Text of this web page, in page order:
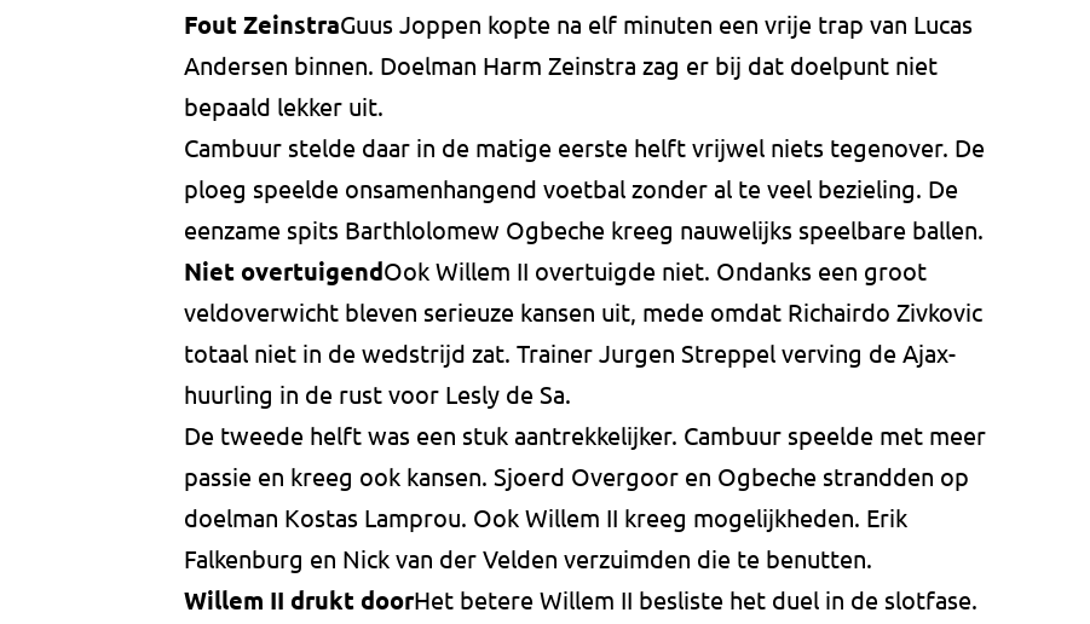
Fout ZeinstraGuus Joppen kopte na elf minuten een vrije trap van Lucas
Andersen binnen. Doelman Harm Zeinstra zag er bij dat doelpunt niet
bepaald lekker uit.
Cambuur stelde daar in de matige eerste helft vrijwel niets tegenover. De
ploeg speelde onsamenhangend voetbal zonder al te veel bezieling. De
eenzame spits Barthlolomew Ogbeche kreeg nauwelijks speelbare ballen.
Niet overtuigendOok Willem II overtuigde niet. Ondanks een groot
veldoverwicht bleven serieuze kansen uit, mede omdat Richairdo Zivkovic
totaal niet in de wedstrijd zat. Trainer Jurgen Streppel verving de Ajax-
huurling in de rust voor Lesly de Sa.
De tweede helft was een stuk aantrekkelijker. Cambuur speelde met meer
passie en kreeg ook kansen. Sjoerd Overgoor en Ogbeche strandden op
doelman Kostas Lamprou. Ook Willem II kreeg mogelijkheden. Erik
Falkenburg en Nick van der Velden verzuimden die te benutten.
Willem II drukt doorHet betere Willem II besliste het duel in de slotfase.